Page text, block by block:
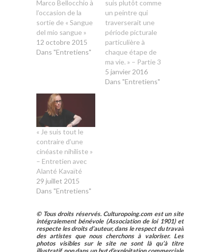
Marco Bellocchio à
l’occasion de la
sortie de « Sangue
del mio sangue »
12 octobre 2015
Dans "Entretiens"
suis plutôt comme
un peintre qui
traverserait une
période picturale
particulière à
chaque étape de
ma vie. » – Partie 3
5 janvier 2016
Dans "Entretiens"
« Je suis tout le
contraire d’une
cinéaste nihiliste »
– Entretien avec
Alanté Kavaïté
29 juillet 2015
Dans "Entretiens"
© Tous droits réservés. Culturopoing.com est un site
intégralement bénévole (Association de loi 1901) et
respecte les droits d’auteur, dans le respect du travail
des artistes que nous cherchons à valoriser. Les
photos visibles sur le site ne sont là qu’à titre